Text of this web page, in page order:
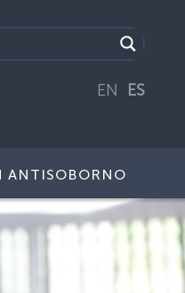
EN ES
ANTISOBORNO